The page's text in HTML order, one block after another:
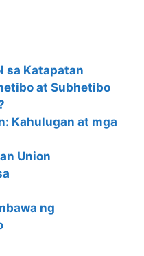
ar sa Katapatan
at Subhetibo
Kahulugan at mga
Union
ng